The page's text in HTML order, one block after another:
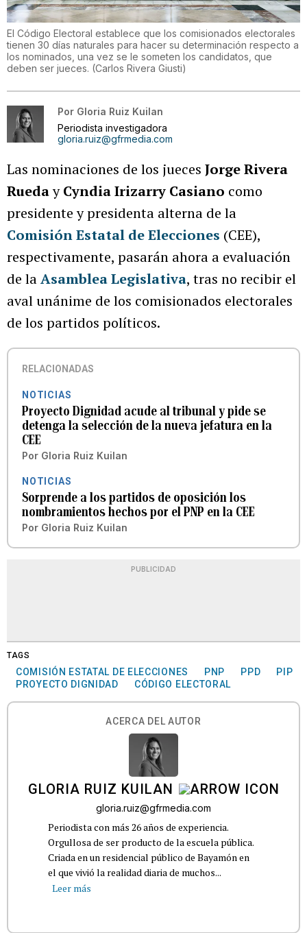
El Código Electoral establece que los comisionados electorales
tienen 30 días naturales para hacer su determinación respecto a
los nominados, una vez se le someten los candidatos, que
deben ser jueces. (Carlos Rivera Giusti)
Por Gloria Ruiz Kuilan
Periodista investigadora
gloria.ruiz@gfrmedia.com
Las nominaciones de los jueces Jorge Rivera
RuedayCyndia Irizarry Casiano como
presidente y presidenta alterna de la
Comisión Estatal de Elecciones (CEE),
respectivamente, pasarán ahora a evaluación
de laAsamblea Legislativa, tras no recibir el
aval unánime de los comisionados electorales
de los partidos políticos.
RELACIONADAS
NOTICIAS
Proyecto Dignidad acude al tribunal y pide se
detenga la selección de la nueva jefatura en la
CEE
Por Gloria Ruiz Kuilan
NOTICIAS
Sorprende a los partidos de oposición los
nombramientos hechos por el PNP en la CEE
Por Gloria Ruiz Kuilan
PUBLICIDAD
TAGS
COMISIÓN ESTATAL DE ELECCIONES PNP PPD
PIP
PROYECTO DIGNIDAD
CÓDIGO ELECTORAL
ACERCA DEL AUTOR
GLORIA RUIZ KUILAN
gloria.ruiz@gfrmedia.com
Periodista con más 26 años de experiencia.
Orgullosa de ser producto de la escuela pública.
Criada en un residencial público de Bayamón en
el que vivió la realidad diaria de muchos...
Leer más